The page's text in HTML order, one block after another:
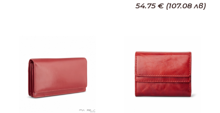
54.75 € (107.08 лв)